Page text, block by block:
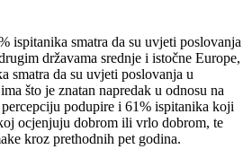
ispitanika smatra da su uvjeti poslovanja
državama srednje i istočne Europe,
smatra da su uvjeti poslovanja u
što je znatan napredak u odnosu na
podupire i 61% ispitanika koji
ocjenjuju dobrom ili vrlo dobrom, te
kroz prethodnih pet godina.